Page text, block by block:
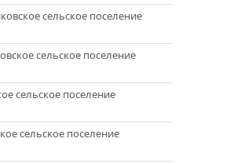
сельское поселение
сельское поселение
сельское поселение
сельское поселение